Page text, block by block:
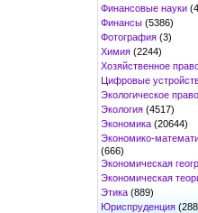
Финансовые науки
Финансы (5386)
Фотография (3)
Химия (2244)
Хозяйственное
Цифровые
Экологическое право
Экология (4517)
Экономика (20644)
Экономико-
(666)
Экономическая
Экономическая
Этика (889)
Юриспруденция